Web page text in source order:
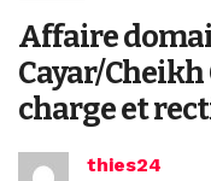
Affaire
Cayar/
charge et
thies24